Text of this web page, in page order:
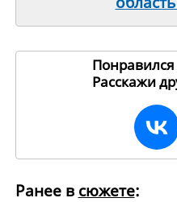
Расскажи
Ранее в сюжете: